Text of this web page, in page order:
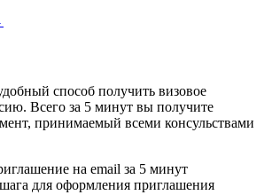
способ получить визовое
Всего за 5 минут вы получите
принимаемый всеми консульствами
на email за 5 минут
для оформления приглашения